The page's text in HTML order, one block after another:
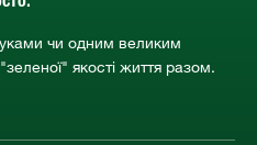
чи одним великим
якості життя разом.